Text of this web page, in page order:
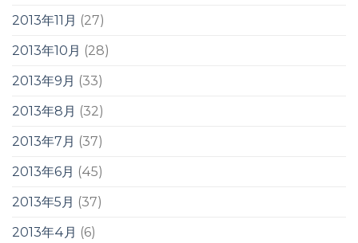
2013年11月 (27)
2013年10月 (28)
2013年9月 (33)
2013年8月 (32)
2013年7月 (37)
2013年6月 (45)
2013年5月 (37)
2013年4月 (6)